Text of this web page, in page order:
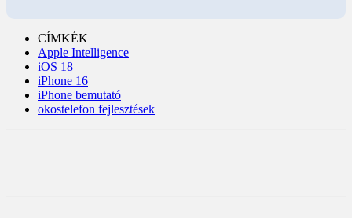
CÍMKÉK
Apple Intelligence
iOS 18
iPhone 16
iPhone bemutató
okostelefon fejlesztések